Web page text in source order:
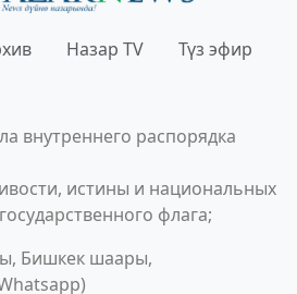
Назар TV Түз эфир
внутреннего распорядка
истины и национальных
флага;
Бишкек шаары,